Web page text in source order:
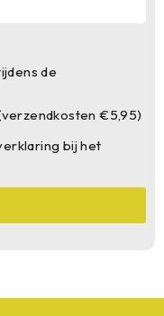
de
€5,95)
bij het